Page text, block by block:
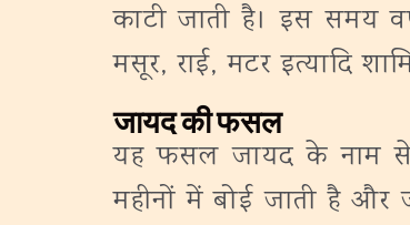
काटी जाती है। इस समय
मसूर, राई, मटर इत्यादि
जायद की फसल
यह फसल जायद के नाम से
महीनों में बोई जाती है